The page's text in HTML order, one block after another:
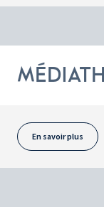
En savoir plus